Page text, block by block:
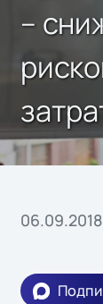
–
06.09.2018